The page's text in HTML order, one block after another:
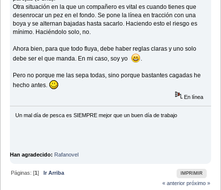
Otra situación en la que un compañero es vital es cuando tienes que
desenrocar un pez en el fondo. Se pone la línea en tracción con una
boya y se alternan bajadas hasta sacarlo. Haciendo esto el riesgo es
mínimo. Haciéndolo solo, no.
Ahora bien, para que todo fluya, debe haber reglas claras y uno solo
debe ser el que manda. En mi caso, soy yo
Pero no porque me las sepa todas, sino porque bastantes cagadas he
hecho antes.
En línea
Un mal día de pesca es SIEMPRE mejor que un buen dí­a de trabajo
Han agradecido: Rafanovel
IMPRIMIR
Páginas: [1]Ir Arriba
« anterior próximo »